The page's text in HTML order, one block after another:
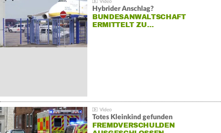
Hybrider Anschlag?
BUNDESANWALTSCHAFT
ERMITTELT ZU…
Totes Kleinkind gefunden
FREMDVERSCHULDEN